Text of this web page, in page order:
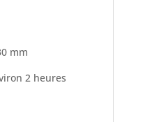
mm
2 heures